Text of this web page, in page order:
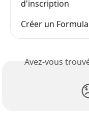
d'inscription
Créer un
Avez-vous